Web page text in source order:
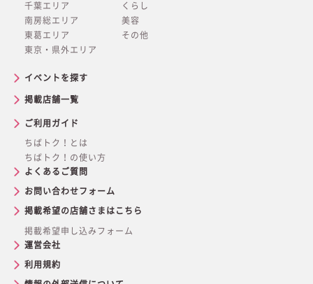
千葉エリア
南房総エリア
東葛エリア
東京・県外エリア
くらし
美容
その他
イベントを探す
掲載店舗一覧
ご利用ガイド
ちばトク！とは
ちばトク！の使い方
よくあるご質問
お問い合わせフォーム
掲載希望の店舗さまはこちら
掲載希望申し込みフォーム
運営会社
利用規約